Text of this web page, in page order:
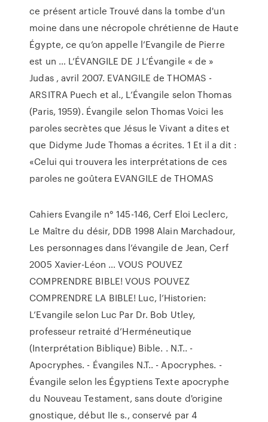
ce présent article Trouvé dans la tombe d'un
moine dans une nécropole chrétienne de Haute
Égypte, ce qu’on appelle l’Evangile de Pierre
est un … L’ÉVANGILE DE J L’Évangile « de »
Judas , avril 2007. EVANGILE de THOMAS -
ARSITRA Puech et al., L’Évangile selon Thomas
(Paris, 1959). Évangile selon Thomas Voici les
paroles secrètes que Jésus le Vivant a dites et
que Didyme Jude Thomas a écrites. 1 Et il a dit :
«Celui qui trouvera les interprétations de ces
paroles ne goûtera EVANGILE de THOMAS
Cahiers Evangile n° 145-146, Cerf Eloi Leclerc,
Le Maître du désir, DDB 1998 Alain Marchadour,
Les personnages dans l’évangile de Jean, Cerf
2005 Xavier-Léon … VOUS POUVEZ
COMPRENDRE BIBLE! VOUS POUVEZ
COMPRENDRE LA BIBLE! Luc, l’Historien:
L’Evangile selon Luc Par Dr. Bob Utley,
professeur retraité d’Herméneutique
(Interprétation Biblique) Bible. . N.T.. -
Apocryphes. - Évangiles N.T.. - Apocryphes. -
Évangile selon les Égyptiens Texte apocryphe
du Nouveau Testament, sans doute d'origine
gnostique, début IIe s., conservé par 4